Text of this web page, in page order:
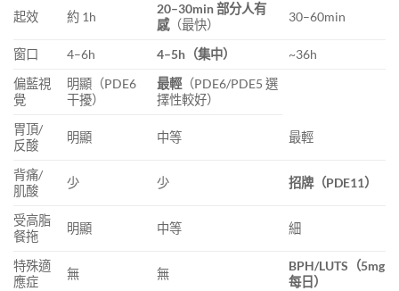
起效 約 1h
20–30min 部分人有
感（最快）
30–60min
窗口 4–6h 4–5h（集中）
~36h
偏藍視
覺
明顯（PDE6
干擾）
最輕（PDE6/PDE5 選
擇性較好）
胃頂/
反酸
明顯 中等 最輕
背痛/
肌酸
少 少 招牌（PDE11）
受高脂
餐拖
明顯 中等 細
特殊適
應症
無 無
BPH/LUTS（5mg
每日）